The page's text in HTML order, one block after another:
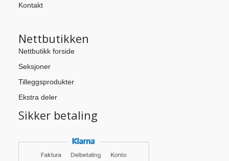
Kontakt
Nettbutikken
Nettbutikk forside
Seksjoner
Tilleggsprodukter
Ekstra deler
Sikker betaling